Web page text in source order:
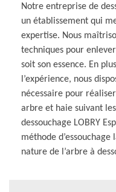
Notre entreprise de
un établissement qui
expertise. Nous
techniques pour
soit son essence. En
l’expérience, nous
nécessaire pour
arbre et haie suivant
dessouchage LOBRY
méthode
nature de l’arbre à